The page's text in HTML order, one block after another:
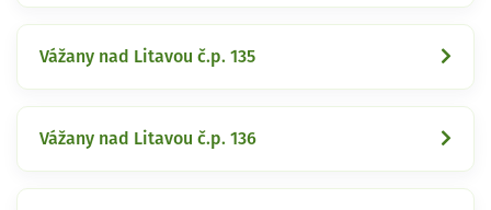
Vážany nad Litavou č.p. 135
Vážany nad Litavou č.p. 136